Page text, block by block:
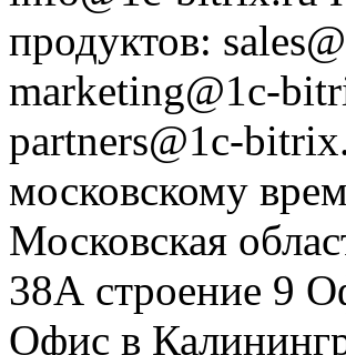
продуктов:
marketing@1c-
partners@1c-
московскому
Московская
38А строение 9
Офис в